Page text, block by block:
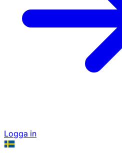
Logga in